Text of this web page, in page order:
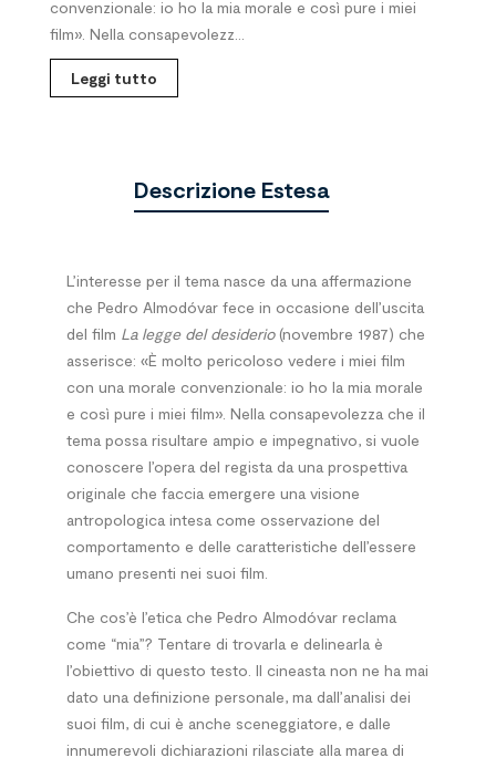
convenzionale: io ho la mia morale e così pure i miei
film». Nella consapevolezz...
Leggi tutto
Descrizione Estesa
L’interesse per il tema nasce da una affermazione
che Pedro Almodóvar fece in occasione dell’uscita
del film La legge del desiderio(novembre 1987) che
asserisce: «È molto pericoloso vedere i miei film
con una morale convenzionale: io ho la mia morale
e così pure i miei film». Nella consapevolezza che il
tema possa risultare ampio e impegnativo, si vuole
conoscere l’opera del regista da una prospettiva
originale che faccia emergere una visione
antropologica intesa come osservazione del
comportamento e delle caratteristiche dell’essere
umano presenti nei suoi film.
Che cos’è l’etica che Pedro Almodóvar reclama
come “mia”? Tentare di trovarla e delinearla è
l’obiettivo di questo testo. Il cineasta non ne ha mai
dato una definizione personale, ma dall’analisi dei
suoi film, di cui è anche sceneggiatore, e dalle
innumerevoli dichiarazioni rilasciate alla marea di